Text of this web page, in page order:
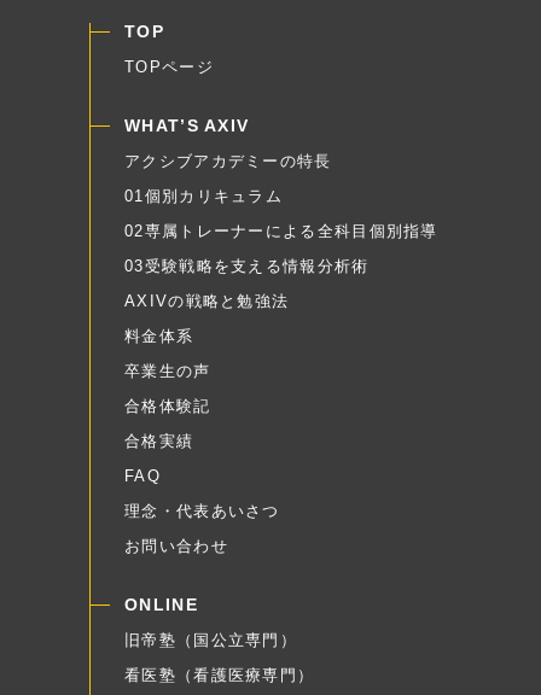
TOP
TOPページ
WHAT’S AXIV
アクシブアカデミーの特長
01個別カリキュラム
02専属トレーナーによる全科目個別指導
03受験戦略を支える情報分析術
AXIVの戦略と勉強法
料金体系
卒業生の声
合格体験記
合格実績
FAQ
理念・代表あいさつ
お問い合わせ
ONLINE
旧帝塾（国公立専門）
看医塾（看護医療専門）